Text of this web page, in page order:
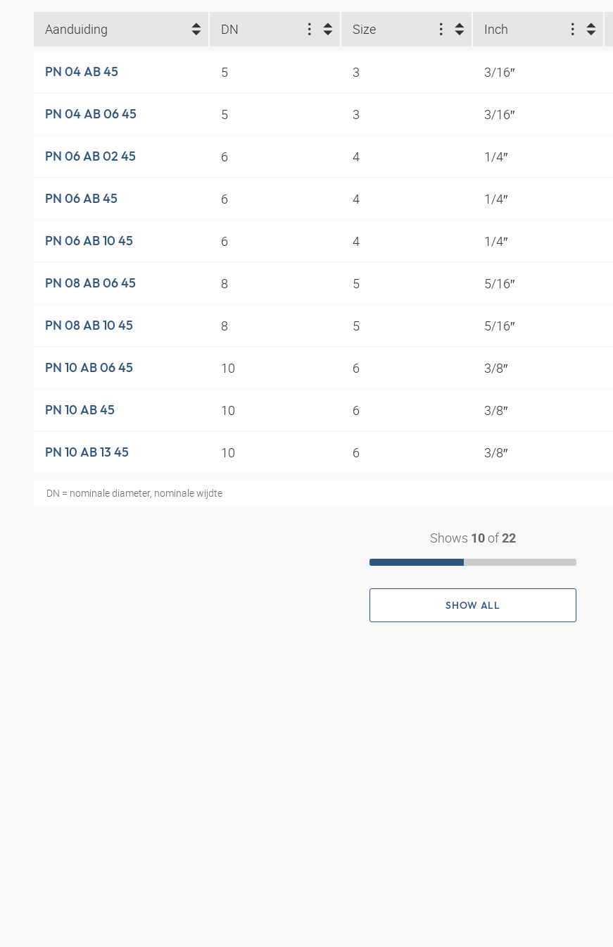
Aanduiding DN Size Inch
PN 04 AB 45 5 3 3/16″
PN 04 AB 06 45 5 3 3/16″
PN 06 AB 02 45 6 4 1/4″
PN 06 AB 45 6 4 1/4″
PN 06 AB 10 45 6 4 1/4″
PN 08 AB 06 45 8 5 5/16″
PN 08 AB 10 45 8 5 5/16″
PN 10 AB 06 45 10 6 3/8″
PN 10 AB 45 10 6 3/8″
PN 10 AB 13 45 10 6 3/8″
DN = nominale diameter, nominale wijdte
Shows 10 of 22
SHOW ALL